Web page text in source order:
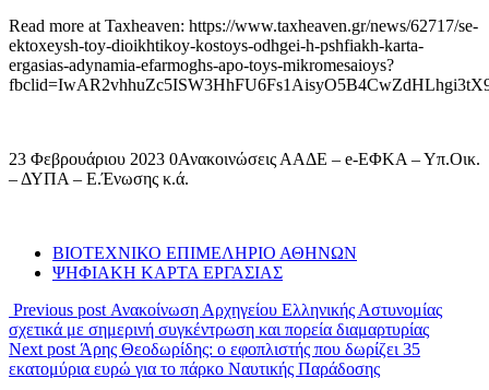
Read more at Taxheaven: https://www.taxheaven.gr/news/62717/se-
ektoxeysh-toy-dioikhtikoy-kostoys-odhgei-h-pshfiakh-karta-
ergasias-adynamia-efarmoghs-apo-toys-mikromesaioys?
23 Φεβρουάριου 2023 0Ανακοινώσεις ΑΑΔΕ – e-ΕΦΚΑ – Υπ.Οικ.
– ΔΥΠΑ – Ε.Ένωσης κ.ά.
ΒΙΟΤΕΧΝΙΚΟ ΕΠΙΜΕΛΗΡΙΟ ΑΘΗΝΩΝ
ΨΗΦΙΑΚΗ ΚΑΡΤΑ ΕΡΓΑΣΙΑΣ
Previous post Ανακοίνωση Αρχηγείου Ελληνικής Αστυνομίας
σχετικά με σημερινή συγκέντρωση και πορεία διαμαρτυρίας
Next post Άρης Θεοδωρίδης: ο εφοπλιστής που δωρίζει 35
εκατομύρια ευρώ για το πάρκο Ναυτικής Παράδοσης